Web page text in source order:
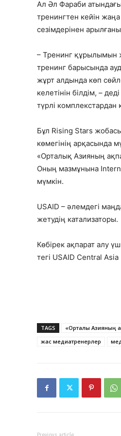
Ал Әл Фараби
тренингтен кейін
сезімдерінен
– Тренинг құрылымын
тренинг барысында
жұрт алдында көп
келетінін білдім, –
түрлі
Бұл Rising Stars
көмегінің арқасында
«Орталық Азияның
Оның мазмұнына
мүмкін.
USAID – әлемдегі
жетудің катализаторы.
Көбірек ақпарат алу
тегі USAID Central
TAGS «Орталық Азияның
жас медиатренерлер